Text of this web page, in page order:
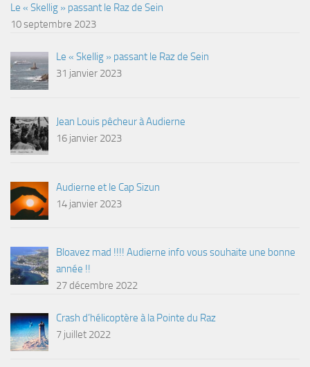
Le « Skellig » passant le Raz de Sein
10 septembre 2023
Le « Skellig » passant le Raz de Sein
31 janvier 2023
Jean Louis pêcheur à Audierne
16 janvier 2023
Audierne et le Cap Sizun
14 janvier 2023
Bloavez mad !!!! Audierne info vous souhaite une bonne
année !!
27 décembre 2022
Crash d’hélicoptère à la Pointe du Raz
7 juillet 2022